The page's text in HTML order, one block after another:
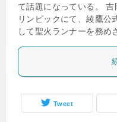
て話題になっている。
リンピックにて、綾鷹公
して聖火ランナーを務
Tweet